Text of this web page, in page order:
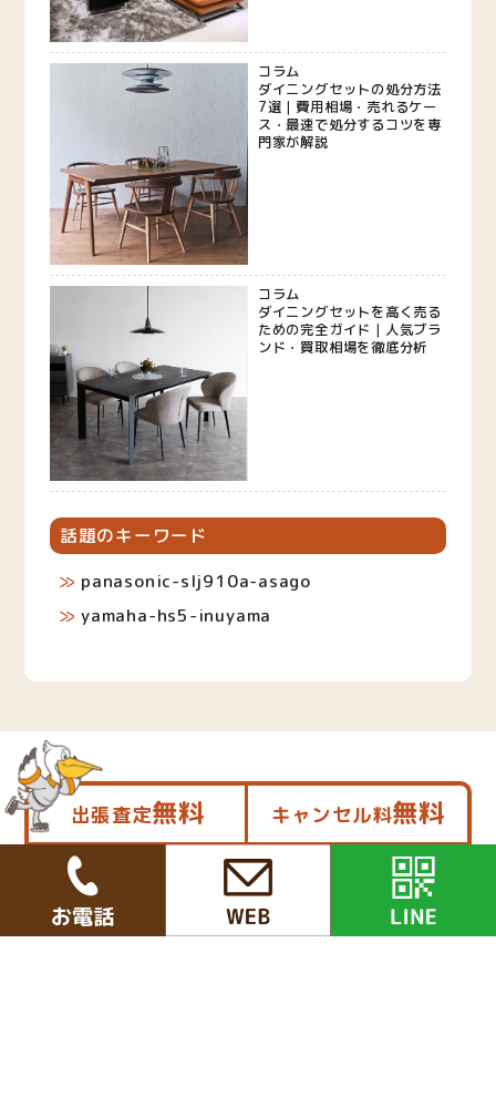
コラム
ダイニングセットの処分方法
7選｜費用相場・売れるケー
ス・最速で処分するコツを専
門家が解説
コラム
ダイニングセットを高く売る
ための完全ガイド｜人気ブラ
ンド・買取相場を徹底分析
話題のキーワード
panasonic-slj910a-asago
yamaha-hs5-inuyama
出張査定無料 キャンセル料無料
お気軽にお問い合わせください！
お電話で申し込み
営業時間 9:00～20:00（年中無休）